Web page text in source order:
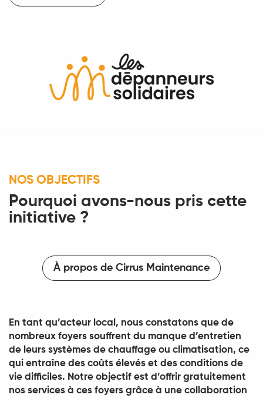
NOS OBJECTIFS
Pourquoi avons-nous pris cette
initiative ?
À propos de Cirrus Maintenance
En tant qu’acteur local, nous constatons que de
nombreux foyers souffrent du manque d’entretien
de leurs systèmes de chauffage ou climatisation, ce
qui entraîne des coûts élevés et des conditions de
vie difficiles. Notre objectif est d’offrir gratuitement
nos services à ces foyers grâce à une collaboration